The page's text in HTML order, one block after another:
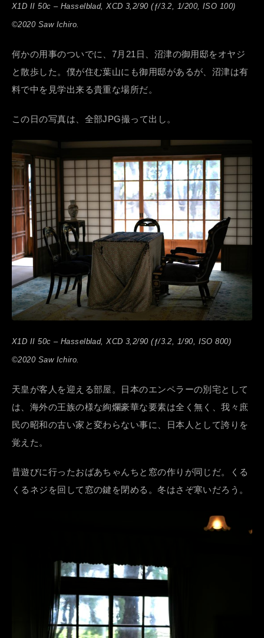
X1D II 50c – Hasselblad, XCD 3,2/90 (ƒ/3.2, 1/200, ISO 100)
©2020 Saw Ichiro.
何かの用事のついでに、7月21日、沼津の御用邸をオヤジ
と散歩した。僕が住む葉山にも御用邸があるが、沼津は有
料で中を見学出来る貴重な場所だ。
この日の写真は、全部JPG撮って出し。
X1D II 50c – Hasselblad, XCD 3,2/90 (ƒ/3.2, 1/90, ISO 800)
©2020 Saw Ichiro.
天皇が客人を迎える部屋。日本のエンペラーの別宅として
は、海外の王族の様な絢爛豪華な要素は全く無く、我々庶
民の昭和の古い家と変わらない事に、日本人として誇りを
覚えた。
昔遊びに行ったおばあちゃんちと窓の作りが同じだ。くる
くるネジを回して窓の鍵を閉める。冬はさぞ寒いだろう。